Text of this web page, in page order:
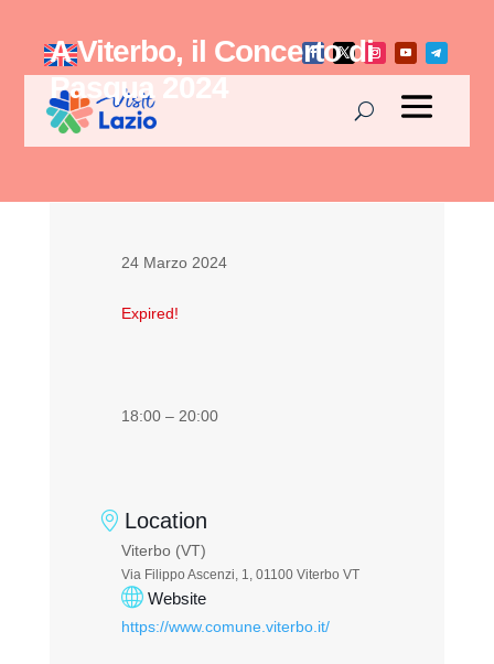
A Viterbo, il Concerto di
Pasqua 2024
24 Marzo 2024
Expired!
18:00 – 20:00
Location
Viterbo (VT)
Via Filippo Ascenzi, 1, 01100 Viterbo VT
Website
https://www.comune.viterbo.it/